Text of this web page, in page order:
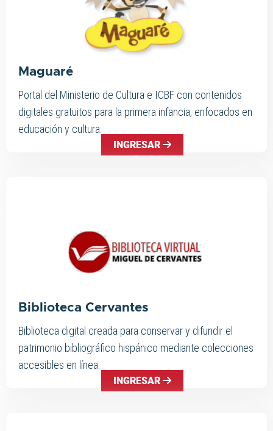
Maguaré
Portal del Ministerio de Cultura e ICBF con contenidos
digitales gratuitos para la primera infancia, enfocados en
educación y cultura.
INGRESAR
Biblioteca Cervantes
Biblioteca digital creada para conservar y difundir el
patrimonio bibliográfico hispánico mediante colecciones
accesibles en línea.
INGRESAR